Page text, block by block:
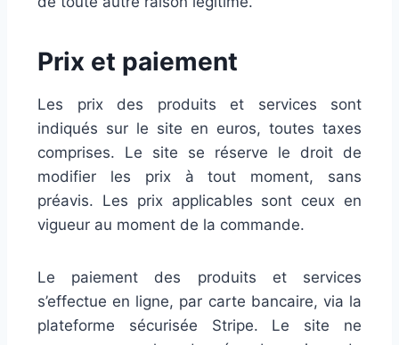
Prix et paiement
Les prix des produits et services sont
indiqués sur le site en euros, toutes taxes
comprises. Le site se réserve le droit de
modifier les prix à tout moment, sans
préavis. Les prix applicables sont ceux en
vigueur au moment de la commande.
Le paiement des produits et services
s’effectue en ligne, par carte bancaire, via la
plateforme sécurisée Stripe. Le site ne